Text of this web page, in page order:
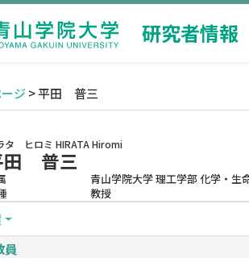
研究者情報
ジ > 平田 普三
タ ヒロミ HIRATA Hiromi
田 普三
青山学院大学 理工学部 化学・生
教授
員